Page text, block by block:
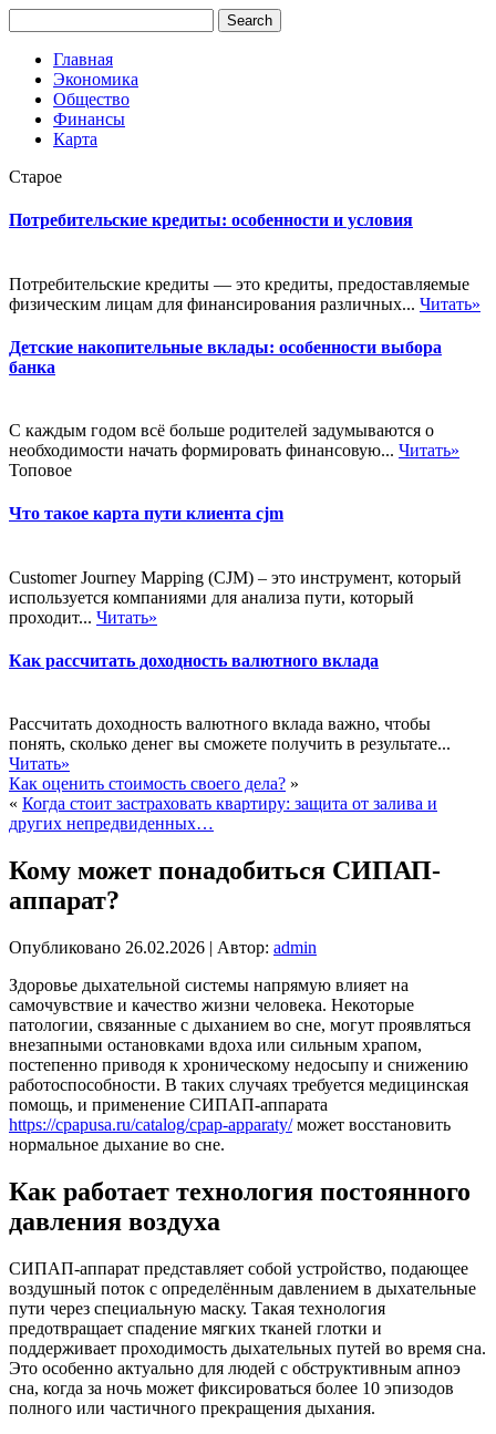
Главная
Экономика
Общество
Финансы
Карта
Старое
Потребительские кредиты: особенности и условия
Потребительские кредиты — это кредиты, предоставляемые
физическим лицам для финансирования различных... Читать»
Детские накопительные вклады: особенности выбора
банка
С каждым годом всё больше родителей задумываются о
необходимости начать формировать финансовую... Читать»
Топовое
Что такое карта пути клиента cjm
Customer Journey Mapping (CJM) – это инструмент, который
используется компаниями для анализа пути, который
проходит... Читать»
Как рассчитать доходность валютного вклада
Рассчитать доходность валютного вклада важно, чтобы
понять, сколько денег вы сможете получить в результате...
Читать»
Как оценить стоимость своего дела? »
« Когда стоит застраховать квартиру: защита от залива и
других непредвиденных…
Кому может понадобиться СИПАП-
аппарат?
Опубликовано 26.02.2026 | Автор: admin
Здоровье дыхательной системы напрямую влияет на
самочувствие и качество жизни человека. Некоторые
патологии, связанные с дыханием во сне, могут проявляться
внезапными остановками вдоха или сильным храпом,
постепенно приводя к хроническому недосыпу и снижению
работоспособности. В таких случаях требуется медицинская
помощь, и применение СИПАП-аппарата
https://cpapusa.ru/catalog/cpap-apparaty/может восстановить
нормальное дыхание во сне.
Как работает технология постоянного
давления воздуха
СИПАП-аппарат представляет собой устройство, подающее
воздушный поток с определённым давлением в дыхательные
пути через специальную маску. Такая технология
предотвращает спадение мягких тканей глотки и
поддерживает проходимость дыхательных путей во время сна.
Это особенно актуально для людей с обструктивным апноэ
сна, когда за ночь может фиксироваться более 10 эпизодов
полного или частичного прекращения дыхания.